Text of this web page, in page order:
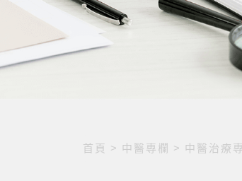
首頁 > 中醫專欄 > 中醫治療